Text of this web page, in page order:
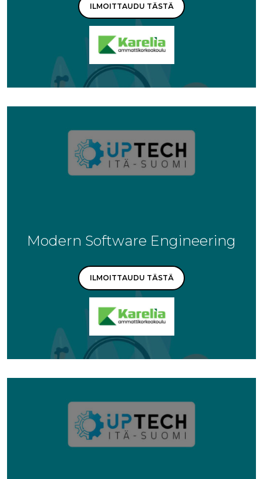
ILMOITTAUDU TÄSTÄ
Modern Software Engineering
ILMOITTAUDU TÄSTÄ